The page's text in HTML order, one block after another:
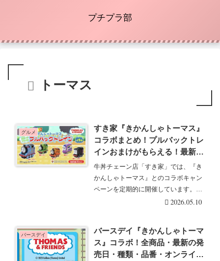
プチプラ部
トーマス
グルメ
すき家『きかんしゃトーマス』
コラボまとめ！プルバックトレ
インおまけがもらえる！最新
2026年5月からのすきすきセッ
トが新発売！
牛丼チェーン店「すき家」では、『き
かんしゃトーマス』とのコラボキャン
ペーンを定期的に開催しています。す
きすきセットのおも・・・続きを読む
2026.05.10
バースデイ
バースデイ『きかんしゃトーマ
ス』コラボ！全商品・最新の発
売日・種類・品番・オンライ